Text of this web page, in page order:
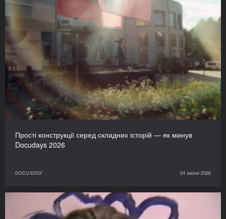
Прості конструкції серед складних історій — як минув
Docudays 2026
DOCU/БЛОГ 24 липня 2026